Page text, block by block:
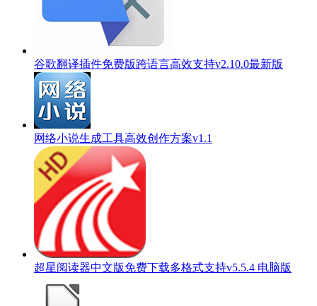
谷歌翻译插件免费版跨语言高效支持v2.10.0最新版
网络小说生成工具高效创作方案v1.1
超星阅读器中文版免费下载多格式支持v5.5.4 电脑版